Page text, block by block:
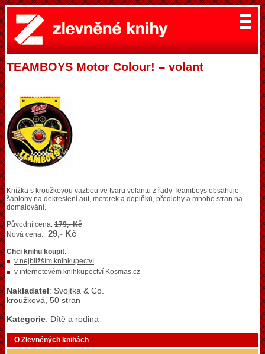
TEAMBOYS Motor Colour! – volant
Knížka s kroužkovou vazbou ve tvaru volantu z řady Teamboys obsahuje
šablony na dokreslení aut, motorek a doplňků, předlohy a mnoho stran na
domalování.
Původní cena: 179,- Kč
Nová cena: 29,- Kč
Chci knihu koupit:
v nejbližším knihkupectví
v internetovém knihkupectví Kosmas.cz
Nakladatel: Svojtka & Co.
kroužková, 50 stran
Kategorie: Dítě a rodina
O Zlevněných knihách